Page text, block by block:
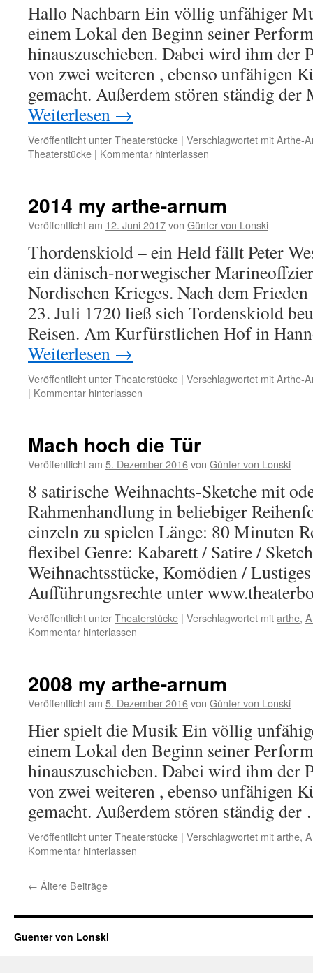
Hallo Nachbarn Ein völlig unfähiger
einem Lokal den Beginn seiner
hinauszuschieben. Dabei wird ihm der
von zwei weiteren , ebenso unfähigen
gemacht. Außerdem stören ständig
Weiterlesen →
Veröffentlicht unterTheaterstücke | Verschlagwortet mitArthe-
Theaterstücke | Kommentar hinterlassen
2014 my arthe-arnum
Veröffentlicht am 12. Juni 2017von Günter von Lonski
Thordenskiold – ein Held fällt Peter
ein dänisch-norwegischer
Nordischen Krieges. Nach dem
23. Juli 1720 ließ sich Tordenskiold
Reisen. Am Kurfürstlichen Hof in
Weiterlesen →
Veröffentlicht unterTheaterstücke | Verschlagwortet mitArthe-
| Kommentar hinterlassen
Mach hoch die Tür
Veröffentlicht am 5. Dezember 2016von Günter von Lonski
8 satirische Weihnachts-Sketche mit
Rahmenhandlung in beliebiger
einzeln zu spielen Länge: 80 Minuten
flexibel Genre: Kabarett / Satire /
Weihnachtsstücke, Komödien /
Aufführungsrechte unter
Veröffentlicht unterTheaterstücke | Verschlagwortet mitarthe,
Kommentar hinterlassen
2008 my arthe-arnum
Veröffentlicht am 5. Dezember 2016von Günter von Lonski
Hier spielt die Musik Ein völlig
einem Lokal den Beginn seiner
hinauszuschieben. Dabei wird ihm der
von zwei weiteren , ebenso unfähigen
gemacht. Außerdem stören ständig
Veröffentlicht unterTheaterstücke | Verschlagwortet mitarthe,
Kommentar hinterlassen
← Ältere Beiträge
Guenter von Lonski